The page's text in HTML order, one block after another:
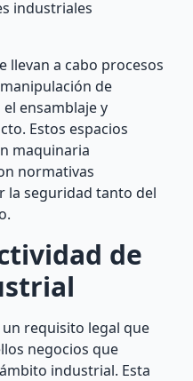
industriales
llevan a cabo procesos
de
ensamblaje y
Estos espacios
maquinaria
normativas
la seguridad tanto del
de
un requisito legal que
negocios que
industrial. Esta